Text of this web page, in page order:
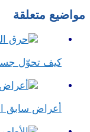
مواضيع متعلقة
كيف تحوّل
أعراض سابق